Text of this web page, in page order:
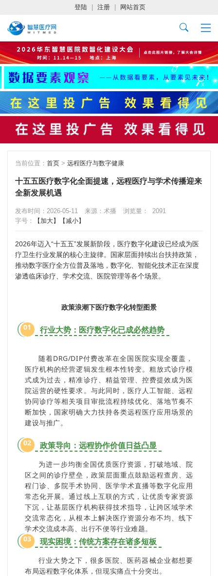
登陆 注册 网站首页
当前位置： 首页 > 远程医疗与数字健康
十五五医疗数字化全面提速，远程医疗与学术传播迎来
全新发展机遇
发布时间：2026-05-11 来源：术播 浏览量：
2091
字号：
【加大】 【减小】
2026年迈入“十五五”发展新阶段，医疗数字化建设已经成为医
疗卫生行业发展的核心主旋律。国家层面持续出台扶持政策，
推动数字医疗全方位普及落地，数字化、智能化技术正在深度
渗透临床诊疗、学术交流、医院管理等各个场景。
政策浪潮下医疗数字化转型图景
01 行业大势：医疗数字化已成必然趋势
随着DRG/DIP付费改革在全国医院实现全覆盖，
医疗机构的经营逻辑发生根本性转变。粗放式诊疗模
式成为过去，精准诊疗、精益管理、控费提效成为医
院运营的硬性要求。与此同时，医疗人工智能、远程
协同诊疗等相关项目审批流程持续优化、落地节奏不
断加快，国家明确大力扶持各类远程医疗应用场景的
建设与推广。
02 政策导向：远程协作价值日益凸显
为进一步均衡全国优质医疗资源，打破地域、院
区之间的诊疗壁垒，政策层面重点鼓励远程查房、远
程门诊、多院手术协同、医学学术直播等数字化应用
常态化开展。通过线上互联的方式，让优质专家资源
下沉，让基层医疗机构获得技术指导，让跨区域学术
交流常态化，从根本上解决医疗资源分布不均、线下
学术交流成本高、出行不便等行业难题。
03
现实困境：传统方案存在诸多短板
行业大势之下，很多医院、医药器械企业都想要
布局远程数字化体系，但现实痛点十分突出。